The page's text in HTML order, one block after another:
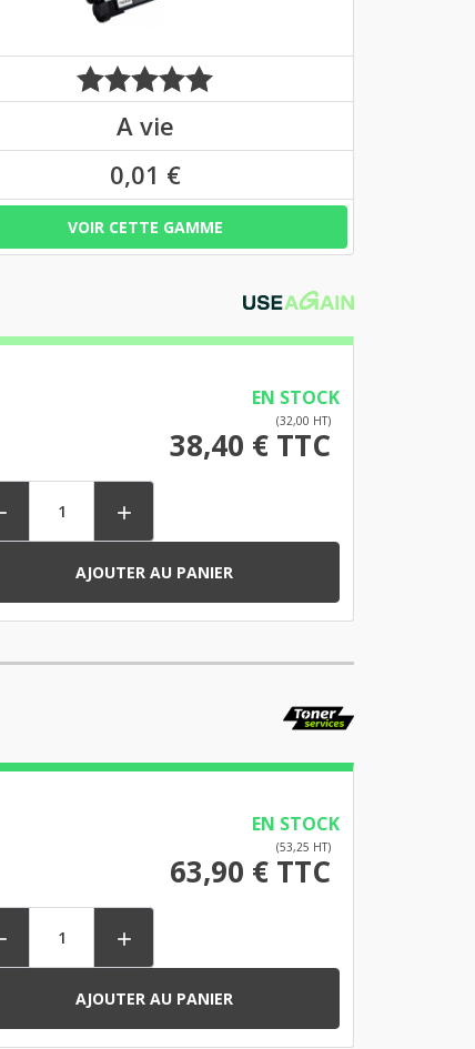
A vie
0,01 €
VOIR CETTE GAMME
EN STOCK
(32,00 HT)
38,40 € TTC

AJOUTER AU PANIER
EN STOCK
(53,25 HT)
63,90 € TTC

AJOUTER AU PANIER